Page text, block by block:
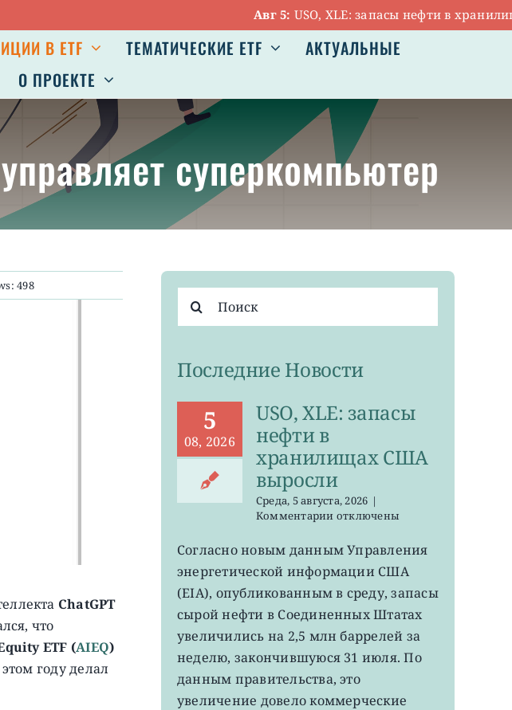
Авг 5:USO, XLE: запасы нефти в
В ETF ТЕМАТИЧЕСКИЕ ETF
АКТУАЛЬНЫЕ
О ПРОЕКТЕ
суперкомпьютер
498
ChatGPT
что
ETF (AIEQ)
году делал
поиска:
Последние Новости
5
08, 2026
USO, XLE: запасы
нефти в
хранилищах США
выросли
Среда, 5 августа, 2026 |
Комментариик
USO,
запасы
нефти
хранилищах
США
выросли
отключены
Согласно новым данным Управления
энергетической информации США
(EIA), опубликованным в среду, запасы
сырой нефти в Соединенных Штатах
увеличились на 2,5 млн баррелей за
неделю, закончившуюся 31 июля. По
данным правительства, это
увеличение довело коммерческие